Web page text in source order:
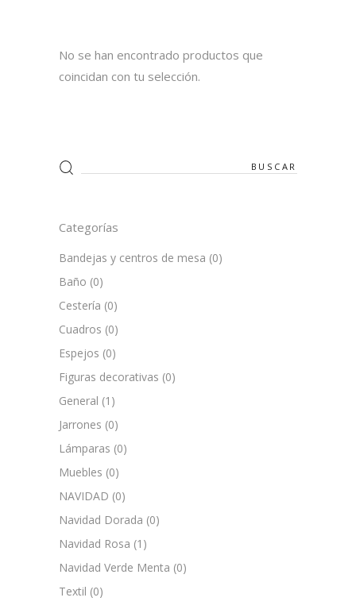
No se han encontrado productos que
coincidan con tu selección.
Search
for:
Categorías
Bandejas y centros de mesa (0)
Baño (0)
Cestería (0)
Cuadros (0)
Espejos (0)
Figuras decorativas (0)
General (1)
Jarrones (0)
Lámparas (0)
Muebles (0)
NAVIDAD (0)
Navidad Dorada (0)
Navidad Rosa (1)
Navidad Verde Menta (0)
Textil (0)